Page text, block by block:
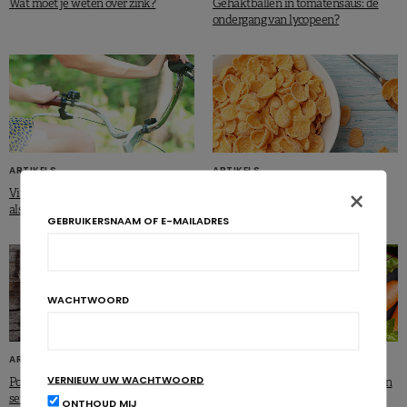
Wat moet je weten over zink?
Gehaktballen in tomatensaus: de
ondergang van lycopeen?
ARTIKELS
Vitamine C beperkt oxidatieve stress
als gevolg van sport
ARTIKELS
Van maïs tot cornflakes gaan er
ARTIKELS
Polyfenolen om het geheugen van
senioren te redden
Flavonoïden voor het behouden van
×
GEBRUIKERSNAAM OF E-MAILADRES
WACHTWOORD
VERNIEUW UW WACHTWOORD
ONTHOUD MIJ